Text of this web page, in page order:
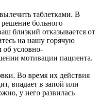
таблетками. В
больного
близкий отказывается от
на нашу горячую
об условно-
мотивации пациента.
Во время их действия
впадает в запой или
у него развилась